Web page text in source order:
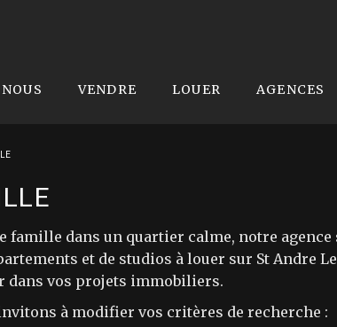
VENDRE LOUER AGENCES
dans un quartier calme, notre
et de studios à louer sur St Andre
dans vos projets immobiliers.
à modifier vos critères de recherche :